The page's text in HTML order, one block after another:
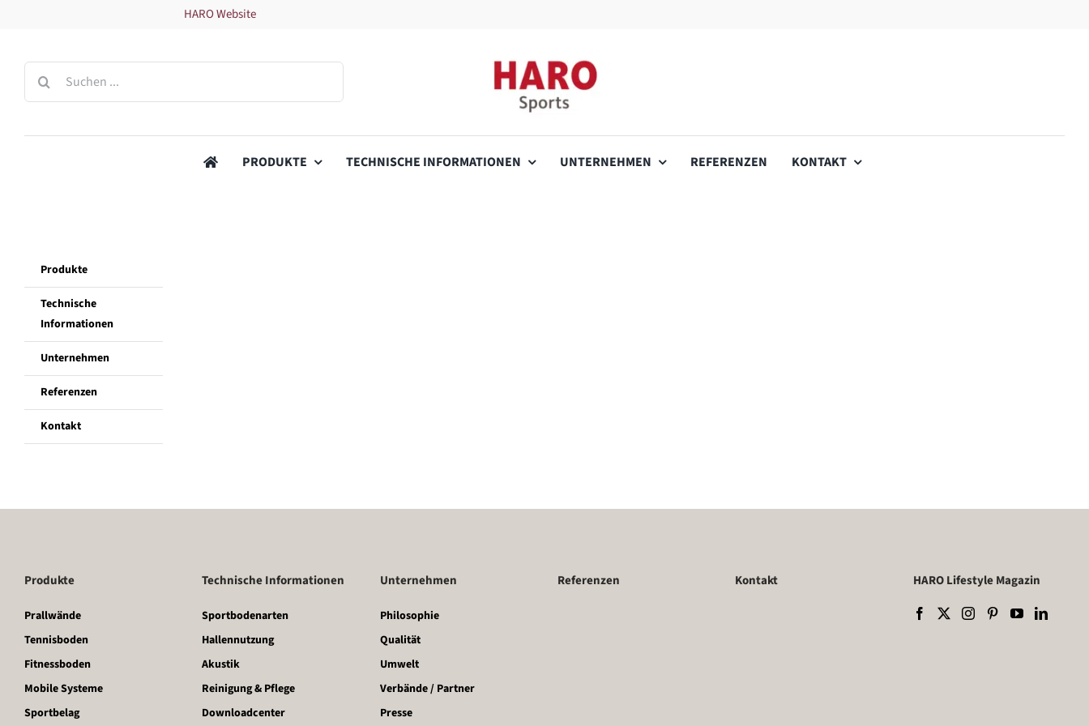
HARO Website
nach:
PRODUKTE TECHNISCHE INFORMATIONEN UNTERNEHMEN REFERENZEN KONTAKT
Produkte
Technische
Informationen
Unternehmen
Referenzen
Kontakt
Produkte
Prallwände
Tennisboden
Fitnessboden
Mobile Systeme
Sportbelag
Technische Informationen
Sportbodenarten
Hallennutzung
Akustik
Reinigung & Pflege
Downloadcenter
Unternehmen
Philosophie
Qualität
Umwelt
Verbände / Partner
Presse
Referenzen Kontakt HARO Lifestyle Magazin